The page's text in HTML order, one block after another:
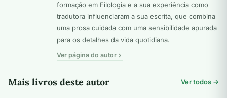
formação em Filologia e a sua experiência como
tradutora influenciaram a sua escrita, que combina
uma prosa cuidada com uma sensibilidade apurada
para os detalhes da vida quotidiana.
Ver página do autor
Mais livros deste autor Ver todos →